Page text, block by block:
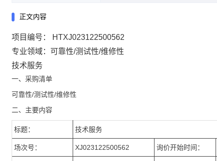
正文内容
项目编号：
HTXJ023122500562
专业领域： 可靠性/测试性/维修性
技术服务
一、采购清单
可靠性/测试性/维修性
二、主要内容
标题： 技术服务
场次号： XJ023122500562 询价开始时间：